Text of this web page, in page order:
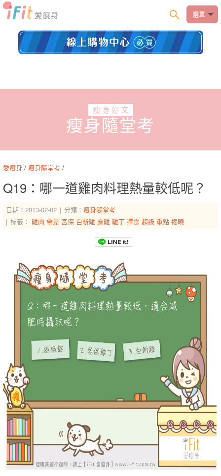
選單
瘦身好文
瘦身隨堂考
愛瘦身 / 瘦身隨堂考 /
Q19：哪一道雞肉料理熱量較低呢？
日期：2013-02-02 分類： 瘦身隨堂考
標籤： 雞肉 會差 宮保 白斬雞 麻雞 雞丁 擇食 超級 重點 揭曉